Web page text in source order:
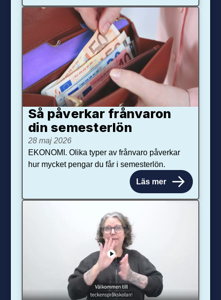
Så påverkar från­varon
din semester­lön
28 maj 2026
EKONOMI. Olika typer av frånvaro påverkar
hur mycket pengar du får i semesterlön.
Läs mer